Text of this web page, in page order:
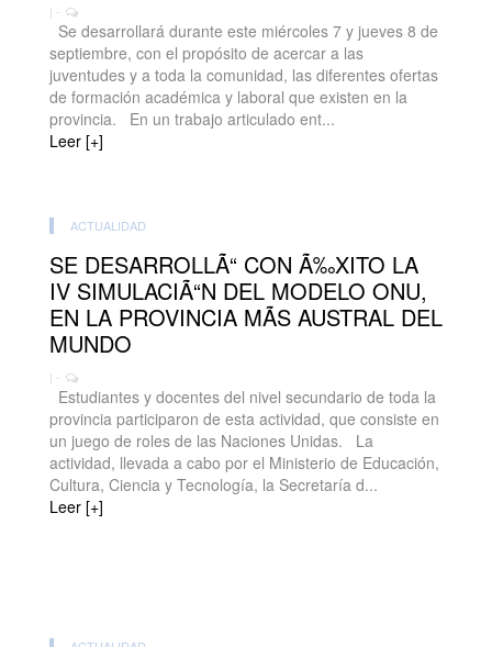
| -
Se desarrollará durante este miércoles 7 y jueves 8 de
septiembre, con el propósito de acercar a las
juventudes y a toda la comunidad, las diferentes ofertas
de formación académica y laboral que existen en la
provincia. En un trabajo articulado ent...
Leer [+]
ACTUALIDAD
SE DESARROLLÃ“ CON Ã‰XITO LA
IV SIMULACIÃ“N DEL MODELO ONU,
EN LA PROVINCIA MÃS AUSTRAL DEL
MUNDO
| -
Estudiantes y docentes del nivel secundario de toda la
provincia participaron de esta actividad, que consiste en
un juego de roles de las Naciones Unidas. La
actividad, llevada a cabo por el Ministerio de Educación,
Cultura, Ciencia y Tecnología, la Secretaría d...
Leer [+]